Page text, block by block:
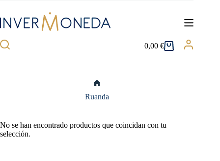
contenido
Carro
0,00€
Ruanda
No se han encontrado productos que coincidan con tu
selección.